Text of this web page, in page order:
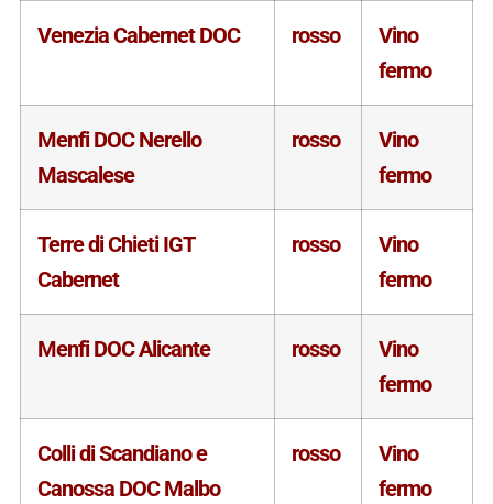
Venezia Cabernet DOC rosso
Vino
fermo
Menfi DOC Nerello
Mascalese
rosso
Vino
fermo
Terre di Chieti IGT
Cabernet
rosso
Vino
fermo
Menfi DOC Alicante rosso
Vino
fermo
Colli di Scandiano e
Canossa DOC Malbo
rosso
Vino
fermo